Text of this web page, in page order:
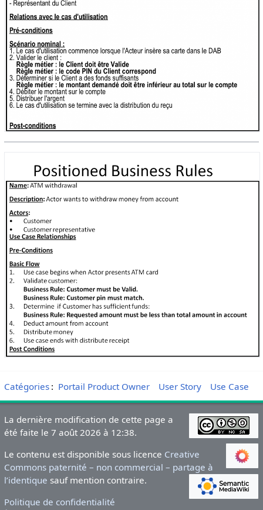
Catégories: Portail Product Owner User Story Use Case
La dernière modification de cette page a
été faite le 7 août 2026 à 12:38.
Le contenu est disponible sous licence Creative
Commons paternité – non commercial – partage à
l’identique sauf mention contraire.
Politique de confidentialité